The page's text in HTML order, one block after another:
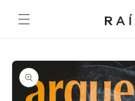
directamente
al contenido
directamente
a la
información
del producto